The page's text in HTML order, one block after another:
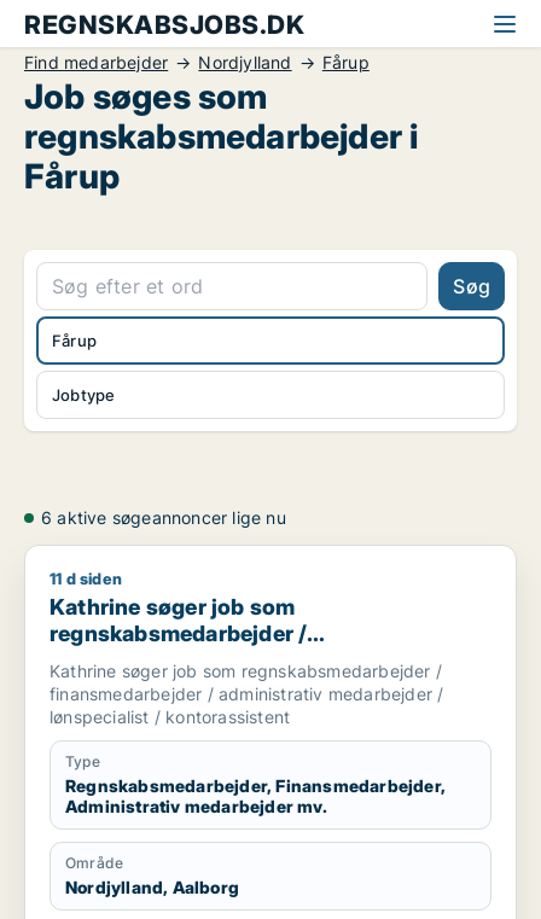
REGNSKABSJOBS.DK
Find medarbejder Nordjylland Fårup
Job søges som
regnskabsmedarbejder i
Fårup
Søg
Jobtype
Fårup
6 aktive søgeannoncer lige nu
Kathrine søger job som regnskabsmedarbejder /
11 d siden
Kathrine søger job som
regnskabsmedarbejder /
finansmedarbejder / administrativ
medarbejder / lønspecialist /
kontorassistent
Kathrine søger job som regnskabsmedarbejder /
finansmedarbejder / administrativ medarbejder /
lønspecialist / kontorassistent
Type
Regnskabsmedarbejder, Finansmedarbejder,
Administrativ medarbejder mv.
Område
Nordjylland, Aalborg